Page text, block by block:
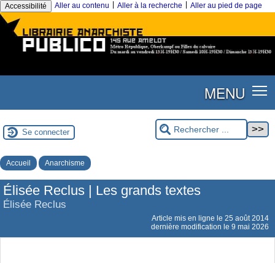
Accessibilité Aller au contenu Aller à la recherche Aller au pied de page
MENU
Se connecter
Accueil Anarchisme
Élisée Reclus | Les grands textes
Élisée Reclus
Article mis en ligne le 25 août 2014
dernière modification le 9 mai 2026